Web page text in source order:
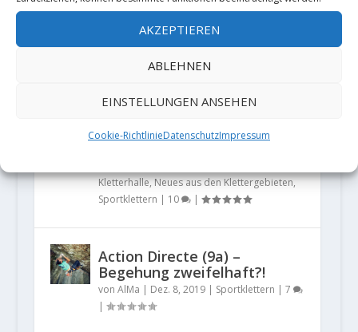
AKZEPTIEREN
ABLEHNEN
EINSTELLUNGEN ANSEHEN
Cookie-RichtlinieDatenschutzImpressum
wegen ihrer Kühnheit aus der
Fassung bringen. Mit nunmehr
Quo vadis „Freiklettern“?
Kletterhalle,Neues aus den Klettergebieten,
Sportklettern | 10 |
Action Directe (9a) –
Begehung zweifelhaft?!
von AlMa | Dez. 8, 2019| Sportklettern | 7
|